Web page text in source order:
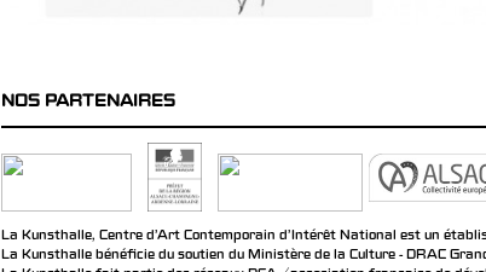
NOS PARTENAIRES
La Kunsthalle, Centre d’Art Contemporain d’Intérêt National est un
La Kunsthalle bénéficie du soutien du Ministère de la Culture - DRAC